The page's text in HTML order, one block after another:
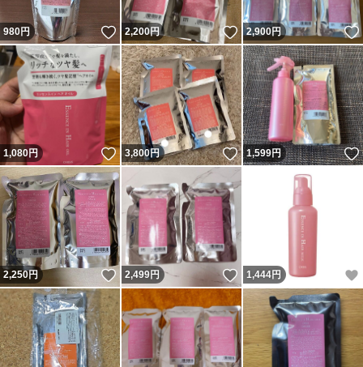
980円 いいね！
2,200円 いいね！
2,900円
1,080円 いいね！
3,800円 いいね！
1,599円
2,250円 いいね！
2,499円 いいね！
1,444円